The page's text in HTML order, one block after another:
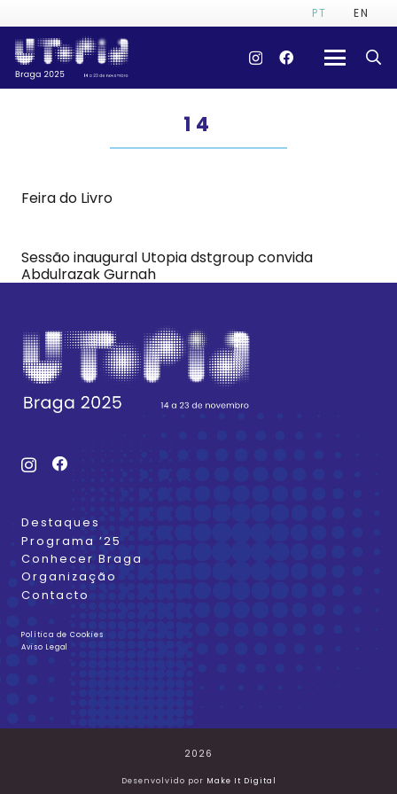
PT EN
14
Feira do Livro
Sessão inaugural Utopia dstgroup convida
Abdulrazak Gurnah
Destaques
Programa ’25
Conhecer Braga
Organização
Contacto
Política de Cookies
Aviso Legal
2026
Desenvolvido por Make It Digital